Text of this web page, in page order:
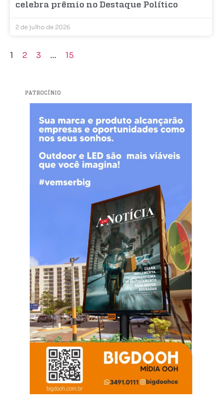
celebra prêmio no Destaque Político
2 de julho de 2026
1 2 3 … 15
PATROCÍNIO